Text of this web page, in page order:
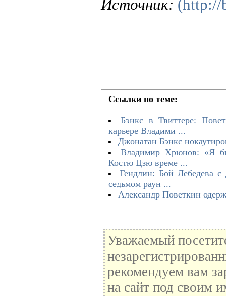
Источник: (http://
Ссылки по теме:
Бэнкс в Твиттере:
карьере Владими ...
Джонатан Бэнкс
Владимир Хрюнов: «Я
Костю Цзю време ...
Гендлин: Бой Лебедева
седьмом раун ...
Александр Поветкин
Уважаемый
рекомендуем вам
на сайт под своим